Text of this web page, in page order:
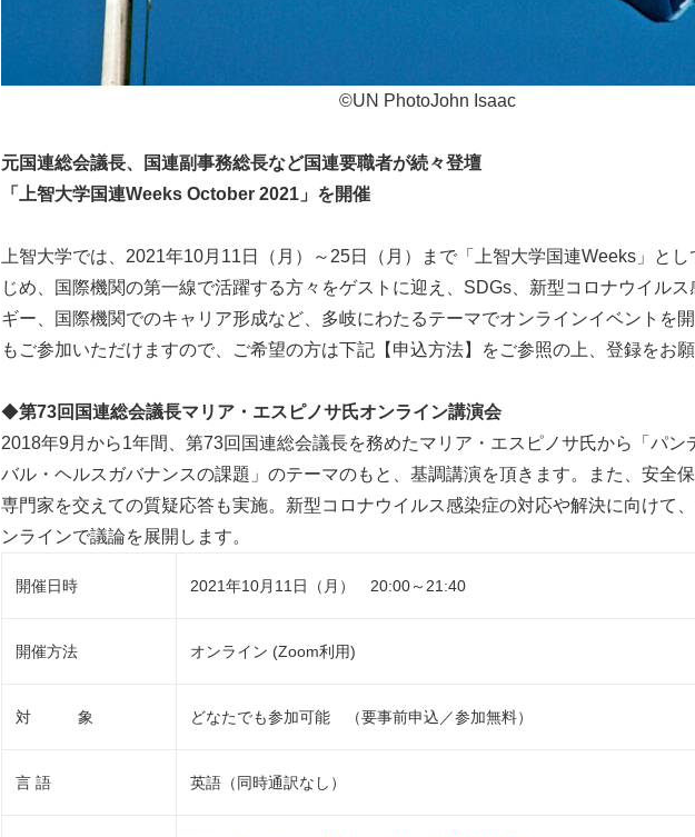
©UN PhotoJohn Isaac
元国連総会議長、国連副事務総長など国連要職者が続々登壇
「上智大学国連Weeks October 2021」を開催
上智大学では、2021年10月11日（月）～25日（月）まで「上智大学国連Weeks」と
じめ、国際機関の第一線で活躍する方々をゲストに迎え、SDGs、新型コロナウイル
ギー、国際機関でのキャリア形成など、多岐にわたるテーマでオンラインイベントを
もご参加いただけますので、ご希望の方は下記【申込方法】をご参照の上、登録をお願
◆第73回国連総会議長マリア・エスピノサ氏オンライン講演会
2018年9月から1年間、第73回国連総会議長を務めたマリア・エスピノサ氏から「パン
バル・ヘルスガバナンスの課題」のテーマのもと、基調講演を頂きます。また、安全
専門家を交えての質疑応答も実施。新型コロナウイルス感染症の対応や解決に向けて
ンラインで議論を展開します。
開催日時 2021年10月11日（月） 20:00～21:40
開催方法 オンライン (Zoom利用)
対 象 どなたでも参加可能 （要事前申込／参加無料）
言 語 英語（同時通訳なし）